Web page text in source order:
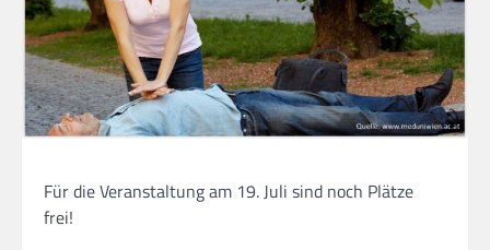
Für die Veranstaltung am 19. Juli sind noch Plätze
frei!